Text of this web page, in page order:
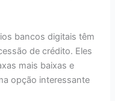
bancos digitais têm
de crédito. Eles
mais baixas e
opção interessante